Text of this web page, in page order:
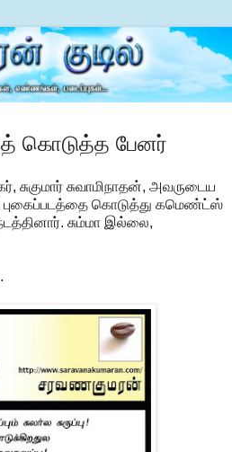
கொடுத்த பேனர்
சுவாமிநாதன், அவருடைய
புகைப்படத்தை கொடுத்து கமெண்ட்ஸ்
சும்மா இல்லை,